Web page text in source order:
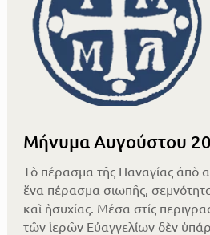
Μήνυμα Αυγούστου
Τὸ πέρασμα τῆς Παναγίας ἀπὸ
ἕνα πέρασμα σιωπῆς,
καὶ ἡσυχίας. Μέσα στίς
τῶν ἱερῶν Εὐαγγελίων δὲν